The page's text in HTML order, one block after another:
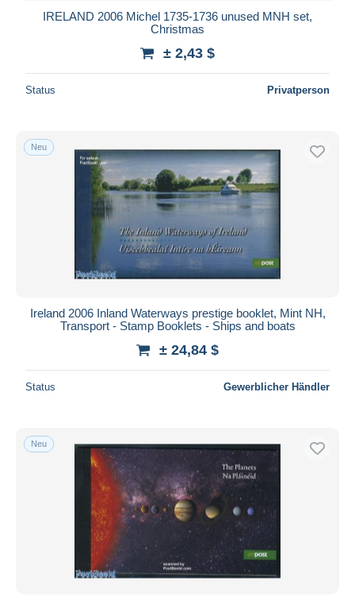
IRELAND 2006 Michel 1735-1736 unused MNH set,
Christmas
± 2,43 $
Status Privatperson
Neu
Ireland 2006 Inland Waterways prestige booklet, Mint NH,
Transport - Stamp Booklets - Ships and boats
± 24,84 $
Status Gewerblicher Händler
Neu